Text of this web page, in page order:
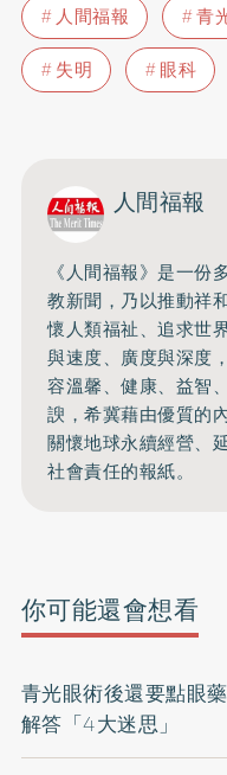
人間福報 青
失明
眼科
人間福報
《人間福報》是一份
教新聞，乃以推動祥
懷人類福祉、追求世
與速度、廣度與深度
容溫馨、健康、益智
諛，希冀藉由優質的
關懷地球永續經營、
社會責任的報紙。
你可能還會想看
青光眼術後還要點眼
解答「4大迷思」